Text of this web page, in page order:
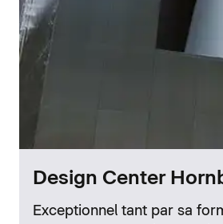
Design Center
Exceptionnel tant par sa